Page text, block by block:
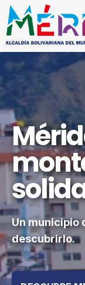
Saltar
contenido
Un municipio
descubrirlo.